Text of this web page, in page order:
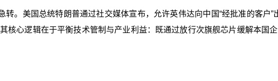
转。美国总统特朗普通过社交媒体宣布，允许英伟达向中国“经批准的客户
核心逻辑在于平衡技术管制与产业利益：既通过放行次旗舰芯片缓解本国